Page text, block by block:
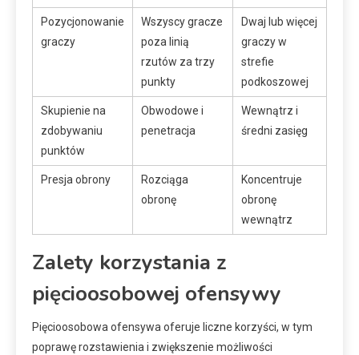
Pozycjonowanie
graczy
Wszyscy gracze
poza linią
rzutów za trzy
punkty
Dwaj lub więcej
graczy w
strefie
podkoszowej
Skupienie na
zdobywaniu
punktów
Obwodowe i
penetracja
Wewnątrz i
średni zasięg
Presja obrony
Rozciąga
obronę
Koncentruje
obronę
wewnątrz
Zalety korzystania z
pięcioosobowej ofensywy
Pięcioosobowa ofensywa oferuje liczne korzyści, w tym
poprawę rozstawienia i zwiększenie możliwości